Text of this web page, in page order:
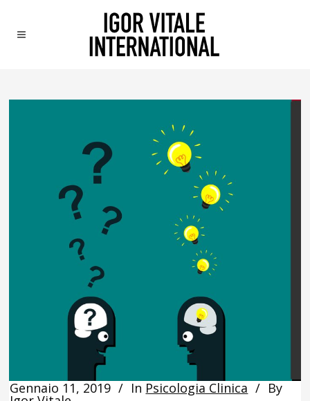
Gennaio 11, 2019 In Psicologia Clinica By